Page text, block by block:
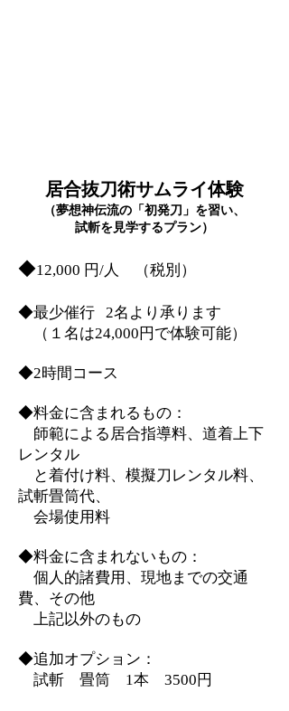
居合抜刀術サムライ体験
（夢想神伝流の「初発刀」を習い、
試斬を見学するプラン）
​◆12,000 円/人 （税別）
◆最少催行 2名より承ります
​ （１名は24,000円で体験可能）
◆2時間コース
◆料金に含まれるもの：
師範による居合指導料、道着上下
レンタル
と着付け料、模擬刀レンタル料、
試斬畳筒代、
​ 会場使用料
◆料金に含まれないもの：
個人的諸費用、現地までの交通
費、その他
上記以外のもの
◆追加オプション：
試斬 畳筒 1本 3500円